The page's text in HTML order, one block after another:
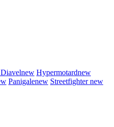
new Hypermotardnew
Panigalenew Streetfighternew